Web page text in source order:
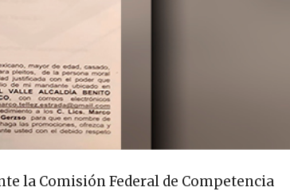
la Comisión Federal de Competencia